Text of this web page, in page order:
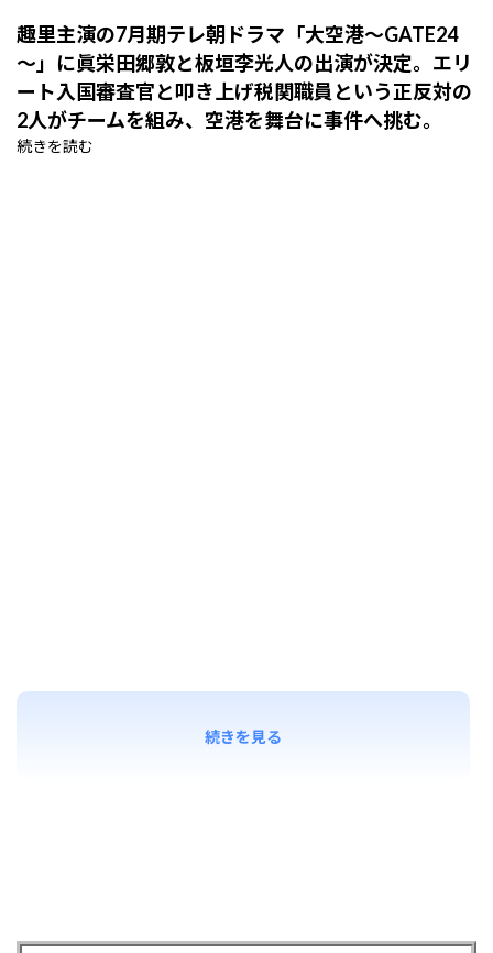
趣里主演の7月期テレ朝ドラマ「大空港～GATE24
～」に眞栄田郷敦と板垣李光人の出演が決定。エリ
ート入国審査官と叩き上げ税関職員という正反対の
2人がチームを組み、空港を舞台に事件へ挑む。
続きを読む
続きを見る